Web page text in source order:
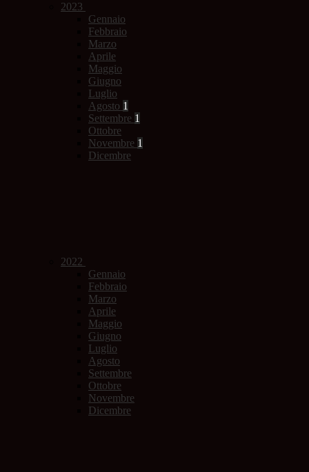
2023
Gennaio
Febbraio
Marzo
Aprile
Maggio
Giugno
Luglio
Agosto 1
Settembre 1
Ottobre
Novembre 1
Dicembre
2022
Gennaio
Febbraio
Marzo
Aprile
Maggio
Giugno
Luglio
Agosto
Settembre
Ottobre
Novembre
Dicembre